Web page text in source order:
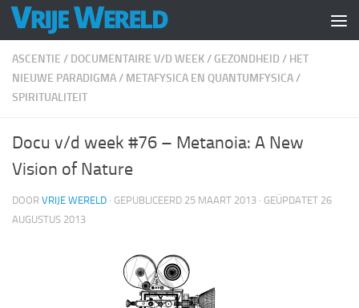
Doorgaan naar inhoud
ASCENTIE / DOCUMENTAIRE V/D WEEK/ GEZONDHEID / HET
NIEUWE PARADIGMA/ METAFYSICA EN QUANTUMFYSICA/
SPIRITUALITEIT
Docu v/d week #76 – Metanoia: A New
Vision of Nature
DOOR VRIJE WERELD · GEPUBLICEERD 25 MAART 2013 · GEÜPDATET 26
AUGUSTUS 2013